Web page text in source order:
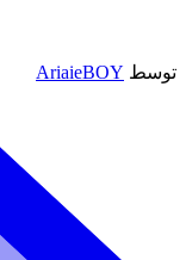
توسطAriaieBOY